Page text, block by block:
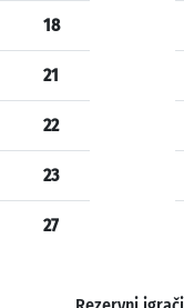
18
21
22
23
27